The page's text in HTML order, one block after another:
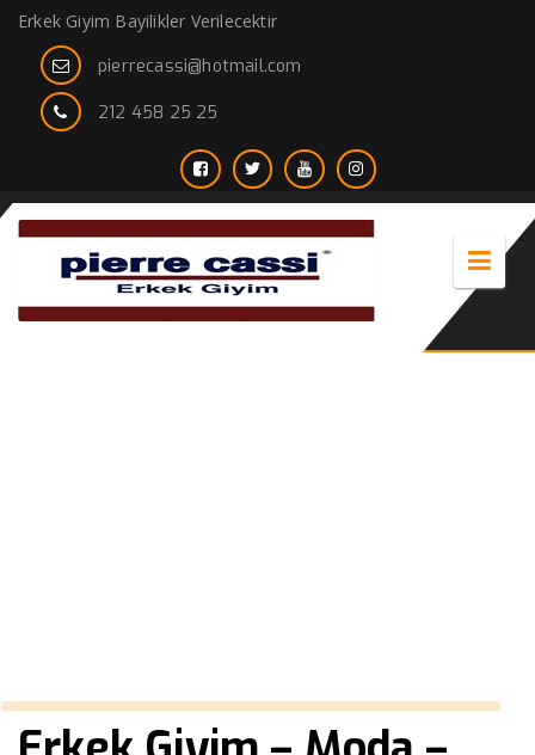
Erkek Giyim Bayilikler Verilecektir
pierrecassi@hotmail.com
212 458 25 25